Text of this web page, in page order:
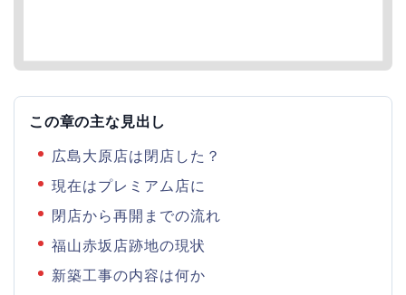
この章の主な見出し
広島大原店は閉店した？
現在はプレミアム店に
閉店から再開までの流れ
福山赤坂店跡地の現状
新築工事の内容は何か